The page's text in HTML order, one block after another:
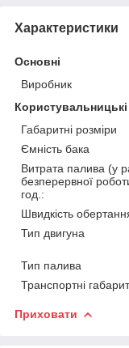
Характеристики
Основні
Виробник
Габаритні розміри
Ємність бака
Витрата палива (у
безперервної
год.:
Швидкість
Тип двигуна
Тип палива
Транспортні
Приховати